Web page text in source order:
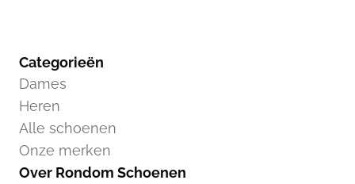
Categorieën
Dames
Heren
Alle schoenen
Onze merken
Over Rondom Schoenen